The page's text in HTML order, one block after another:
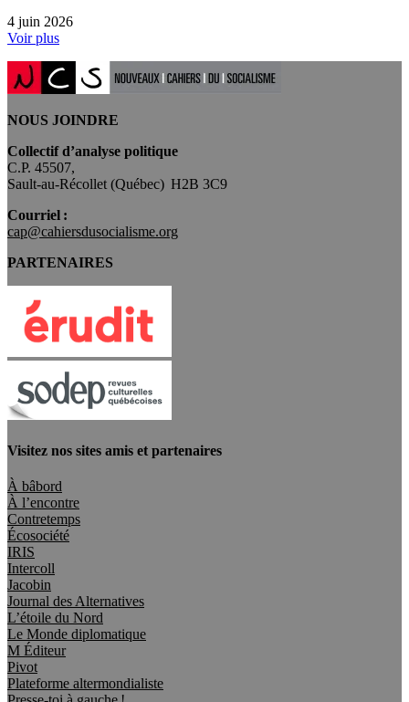
4 juin 2026
Voir plus
NOUS JOINDRE
Collectif d’analyse politique
C.P. 45507,
Sault-au-Récollet (Québec) H2B 3C9
Courriel :
cap@cahiersdusocialisme.org
PARTENAIRES
Visitez nos sites amis et partenaires
À bâbord
À l’encontre
Contretemps
Écosociété
IRIS
Intercoll
Jacobin
Journal des Alternatives
L’étoile du Nord
Le Monde diplomatique
M Éditeur
Pivot
Plateforme altermondialiste